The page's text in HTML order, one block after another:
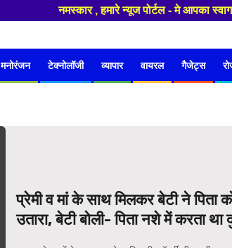
नमस्कार , हमारे न्यूज पोर्टल - मे आपका
मनोरंजन टेक्नोलॉजी व्यापार वायरल गैजेट्स
प्रेमी व मां के साथ मिलकर बेटी ने पिता
उतारा, बेटी बोली- पिता नशे में करता था